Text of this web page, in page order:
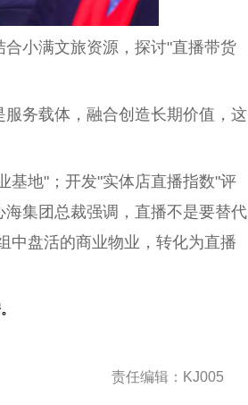
小满文旅资源，探讨"直播带货
务载体，融合创造长期价值，这
基地"；开发"实体店直播指数"评
集团总裁强调，直播不是要替代
中盘活的商业物业，转化为直播
责任编辑：KJ005